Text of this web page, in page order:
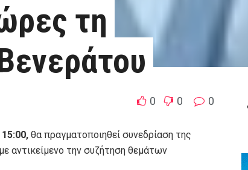
τη
0 0 0
θα πραγματοποιηθεί συνεδρίαση της
αντικείμενο την συζήτηση θεμάτων